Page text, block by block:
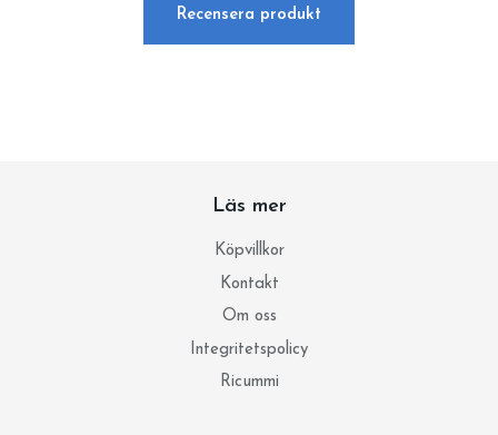
Recensera produkt
Läs mer
Köpvillkor
Kontakt
Om oss
Integritetspolicy
Ricummi